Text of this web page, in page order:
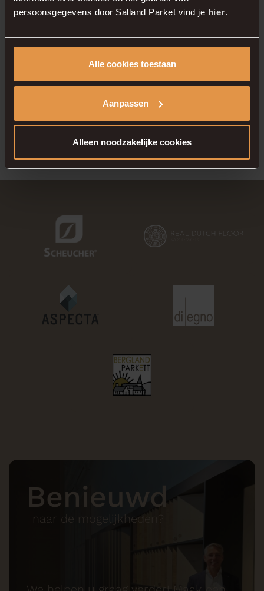
persoonsgegevens door Salland Parket vind je hier.
Alle cookies toestaan
Aanpassen
Alleen noodzakelijke cookies
duurzaamheid
samenkomen met
een vloer die perfect
bij uw wensen past!
Benieuwd
naar de mogelijkheden?